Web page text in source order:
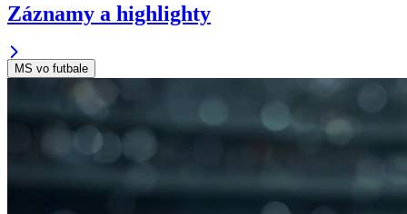
Záznamy a highlighty
MS vo futbale